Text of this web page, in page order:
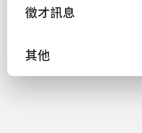
徵才訊息
其他